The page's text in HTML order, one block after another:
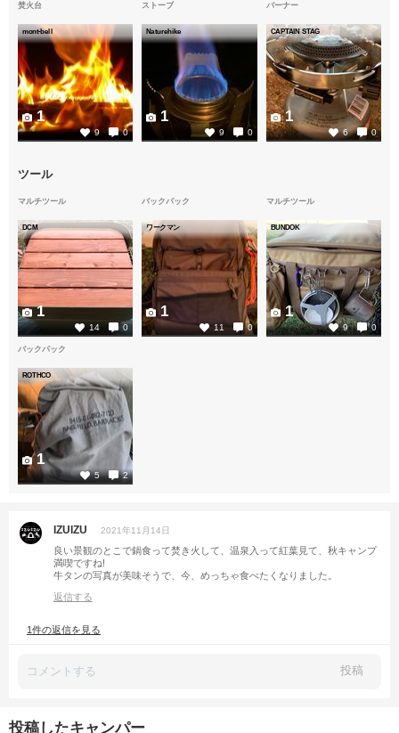
焚火台
mont-bell
9 0
1
ストーブ
Naturehike
9 0
1
バーナー
CAPTAIN STAG
6 0
1
ツール
マルチツール
DCM
14 0
1
バックパック
ワークマン
11 0
1
マルチツール
BUNDOK
9 0
1
バックパック
ROTHCO
5 2
1
IZUIZU 2021年11月14日
良い景観のとこで鍋食って焚き火して、温泉入って紅葉見て、秋キャンプ
満喫ですね!
牛タンの写真が美味そうで、今、めっちゃ食べたくなりました。
返信する
1件の返信を見る
投稿
投稿したキャンパー